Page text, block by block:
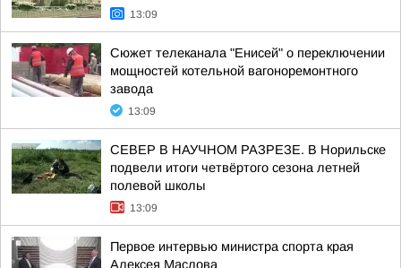
13:09
Сюжет телеканала "Енисей" о переключении
мощностей котельной вагоноремонтного
завода
13:09
СЕВЕР В НАУЧНОМ РАЗРЕЗЕ. В Норильске
подвели итоги четвёртого сезона летней
полевой школы
13:09
Первое интервью министра спорта края
Алексея Маслова